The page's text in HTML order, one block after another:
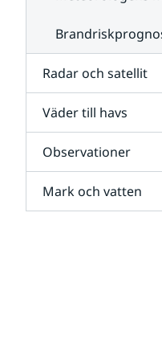
Radar och satellit
Väder till havs
Observationer
Mark och vatten